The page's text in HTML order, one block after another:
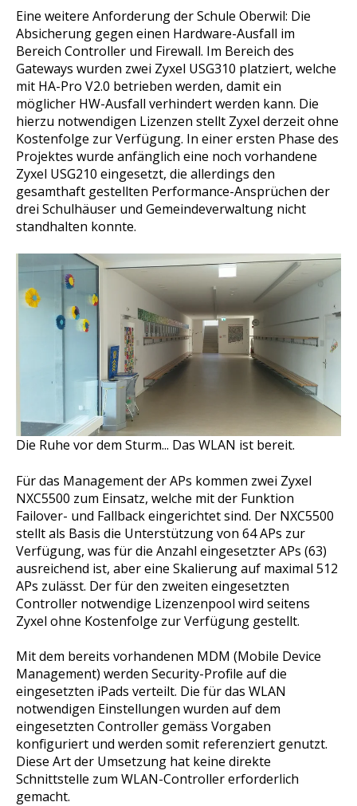
Eine weitere Anforderung der Schule Oberwil: Die
Absicherung gegen einen Hardware-Ausfall im
Bereich Controller und Firewall. Im Bereich des
Gateways wurden zwei Zyxel USG310 platziert, welche
mit HA-Pro V2.0 betrieben werden, damit ein
möglicher HW-Ausfall verhindert werden kann. Die
hierzu notwendigen Lizenzen stellt Zyxel derzeit ohne
Kostenfolge zur Verfügung. In einer ersten Phase des
Projektes wurde anfänglich eine noch vorhandene
Zyxel USG210 eingesetzt, die allerdings den
gesamthaft gestellten Performance-Ansprüchen der
drei Schulhäuser und Gemeindeverwaltung nicht
standhalten konnte.
Die Ruhe vor dem Sturm... Das WLAN ist bereit.
Für das Management der APs kommen zwei Zyxel
NXC5500 zum Einsatz, welche mit der Funktion
Failover- und Fallback eingerichtet sind. Der NXC5500
stellt als Basis die Unterstützung von 64 APs zur
Verfügung, was für die Anzahl eingesetzter APs (63)
ausreichend ist, aber eine Skalierung auf maximal 512
APs zulässt. Der für den zweiten eingesetzten
Controller notwendige Lizenzenpool wird seitens
Zyxel ohne Kostenfolge zur Verfügung gestellt.
Mit dem bereits vorhandenen MDM (Mobile Device
Management) werden Security-Profile auf die
eingesetzten iPads verteilt. Die für das WLAN
notwendigen Einstellungen wurden auf dem
eingesetzten Controller gemäss Vorgaben
konfiguriert und werden somit referenziert genutzt.
Diese Art der Umsetzung hat keine direkte
Schnittstelle zum WLAN-Controller erforderlich
gemacht.